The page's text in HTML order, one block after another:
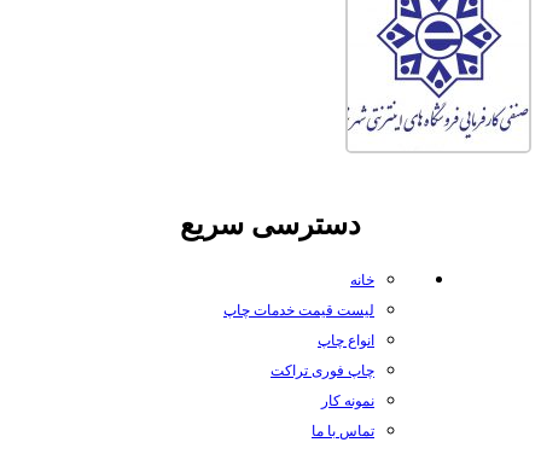
دسترسی سریع
خانه
لیست قیمت خدمات چاپ
انواع چاپ
چاپ فوری تراکت
نمونه کار
تماس با ما